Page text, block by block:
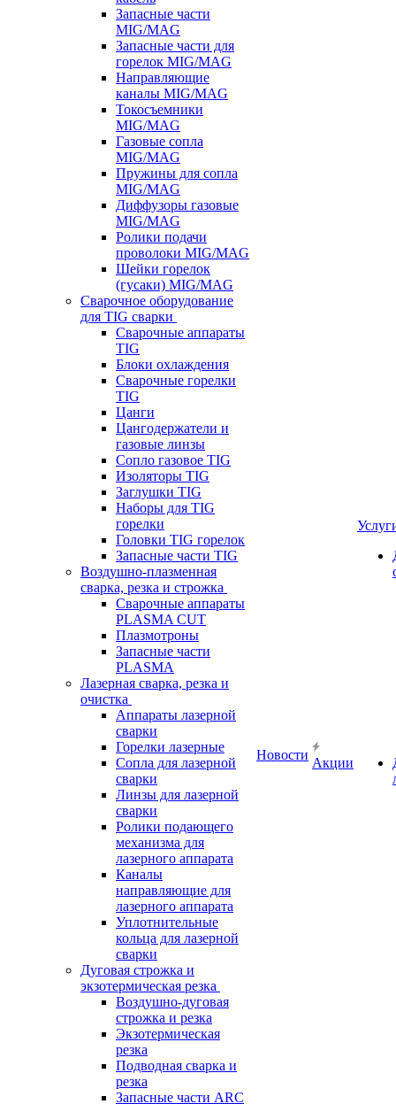
Запасные части
MIG/MAG
Запасные части для
горелок MIG/MAG
Направляющие
каналы MIG/MAG
Токосъемники
MIG/MAG
Газовые сопла
MIG/MAG
Пружины для сопла
MIG/MAG
Диффузоры газовые
MIG/MAG
Ролики подачи
проволоки MIG/MAG
Шейки горелок
(гусаки) MIG/MAG
Сварочное оборудование
для TIG сварки
Сварочные аппараты
TIG
Блоки охлаждения
Сварочные горелки
TIG
Цанги
Цангодержатели и
газовые линзы
Сопло газовое TIG
Изоляторы TIG
Заглушки TIG
Наборы для TIG
горелки
Головки TIG горелок
Запасные части TIG
Воздушно-плазменная
сварка, резка и строжка
Сварочные аппараты
PLASMA CUT
Плазмотроны
Запасные части
PLASMA
Лазерная сварка, резка и
очистка
Аппараты лазерной
сварки
Горелки лазерные
Сопла для лазерной
сварки
Линзы для лазерной
сварки
Ролики подающего
механизма для
лазерного аппарата
Каналы
направляющие для
лазерного аппарата
Уплотнительные
кольца для лазерной
сварки
Дуговая строжка и
экзотермическая резка
Воздушно-дуговая
строжка и резка
Экзотермическая
резка
Подводная сварка и
резка
Запасные части ARC
Новости
Акции